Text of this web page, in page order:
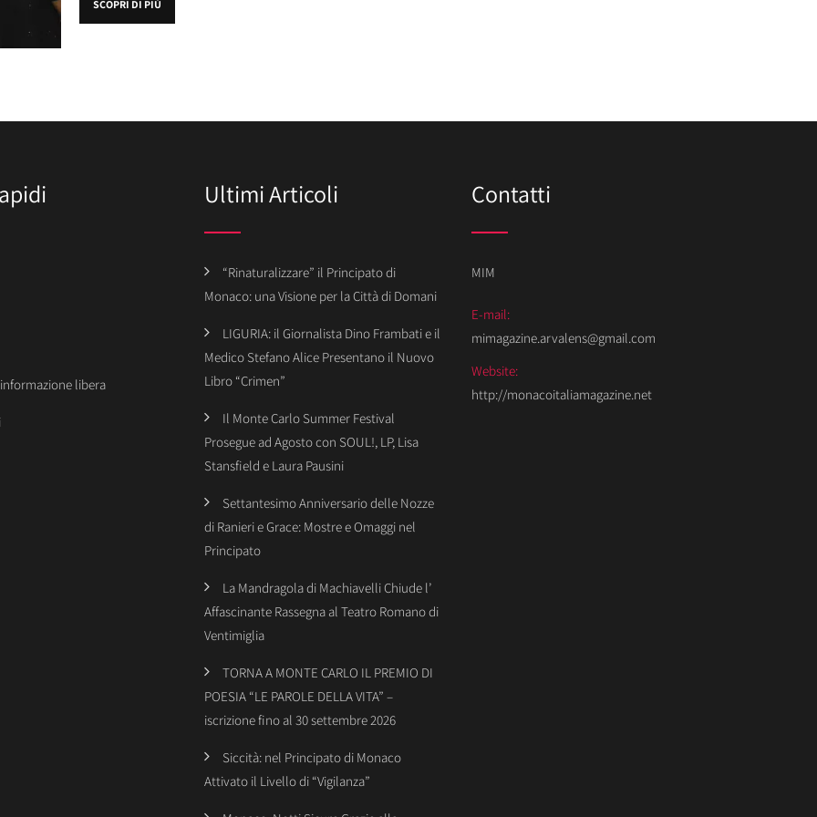
SCOPRI DI PIÙ
libera
Ultimi Articoli
“Rinaturalizzare” il Principato di
Monaco: una Visione per la Città di Domani
LIGURIA: il Giornalista Dino Frambati e il
Medico Stefano Alice Presentano il Nuovo
Libro “Crimen”
Il Monte Carlo Summer Festival
Prosegue ad Agosto con SOUL!, LP, Lisa
Stansfield e Laura Pausini
Settantesimo Anniversario delle Nozze
di Ranieri e Grace: Mostre e Omaggi nel
Principato
La Mandragola di Machiavelli Chiude l’
Affascinante Rassegna al Teatro Romano di
Ventimiglia
TORNA A MONTE CARLO IL PREMIO DI
POESIA “LE PAROLE DELLA VITA” –
iscrizione fino al 30 settembre 2026
Siccità: nel Principato di Monaco
Attivato il Livello di “Vigilanza”
Contatti
MIM
E-mail:
mimagazine.arvalens@gmail.com
Website:
http://monacoitaliamagazine.net